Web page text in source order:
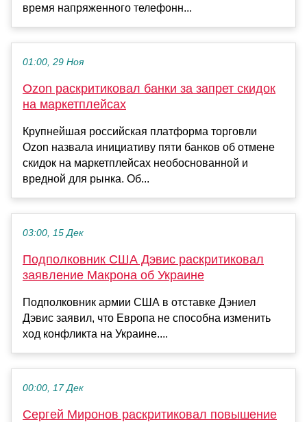
время напряженного телефонн...
01:00, 29 Ноя
Ozon раскритиковал банки за запрет скидок
на маркетплейсах
Крупнейшая российская платформа торговли
Ozon назвала инициативу пяти банков об отмене
скидок на маркетплейсах необоснованной и
вредной для рынка. Об...
03:00, 15 Дек
Подполковник США Дэвис раскритиковал
заявление Макрона об Украине
Подполковник армии США в отставке Дэниел
Дэвис заявил, что Европа не способна изменить
ход конфликта на Украине....
00:00, 17 Дек
Сергей Миронов раскритиковал повышение